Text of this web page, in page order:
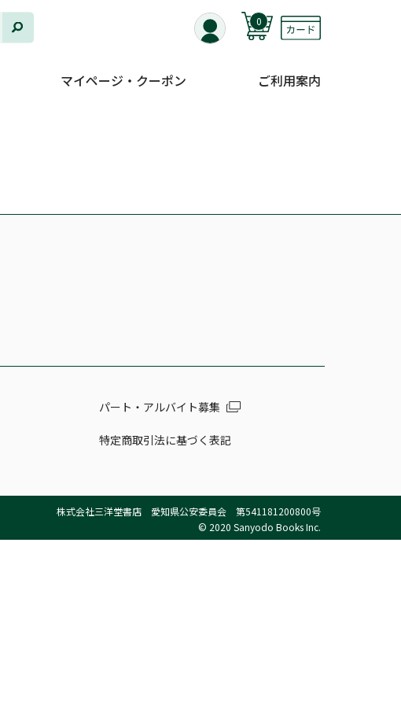
0
マイページ・クーポン ご利用案内
パート・アルバイト募集
特定商取引法に基づく表記
株式会社三洋堂書店 愛知県公安委員会 第541181200800号
© 2020 Sanyodo Books Inc.